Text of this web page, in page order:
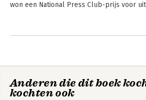
won een National Press Club-prijs voor
Andere boeken door
Anderen die dit boek
kochten ook